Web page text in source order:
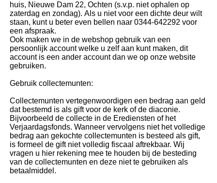
huis, Nieuwe Dam 22, Ochten (s.v.p. niet ophalen op
zaterdag en zondag). Als u niet voor een dichte deur wilt
staan, kunt u beter even bellen naar 0344-642292 voor
een afspraak.
Ook maken we in de webshop gebruik van een
persoonlijk account welke u zelf aan kunt maken, dit
account is een ander account dan we op onze website
gebruiken.
Gebruik collectemunten:
Collectemunten vertegenwoordigen een bedrag aan geld
dat bestemd is als gift voor de kerk of de diaconie.
Bijvoorbeeld de collecte in de Erediensten of het
Verjaardagsfonds. Wanneer vervolgens niet het volledige
bedrag aan gekochte collectemunten is besteed als gift,
is formeel de gift niet volledig fiscaal aftrekbaar. Wij
vragen u hier rekening mee te houden bij de besteding
van de collectemunten en deze niet te gebruiken als
betaalmiddel.